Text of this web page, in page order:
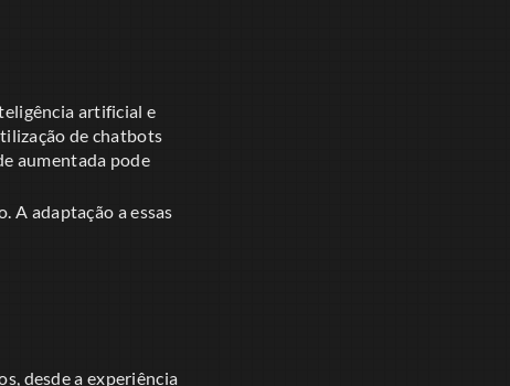
artificial e
de chatbots
aumentada pode
A adaptação a essas
desde a experiência